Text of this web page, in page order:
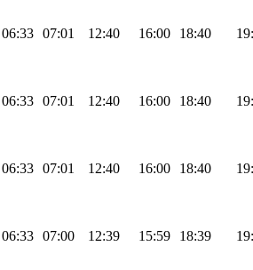
06:33 07:01 12:40 16:00 18:40
06:33 07:01 12:40 16:00 18:40
06:33 07:01 12:40 16:00 18:40
06:33 07:00 12:39 15:59 18:39